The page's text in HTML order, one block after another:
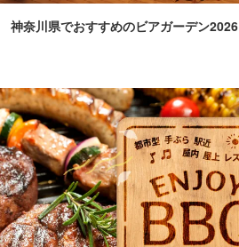
神奈川県でおすすめのビアガーデン2026